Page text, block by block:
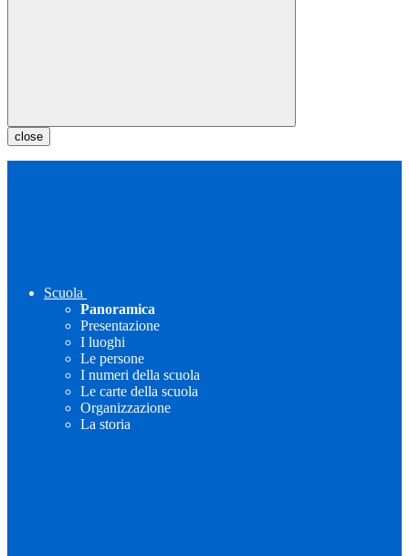
close
Scuola
Panoramica
Presentazione
I luoghi
Le persone
I numeri della scuola
Le carte della scuola
Organizzazione
La storia